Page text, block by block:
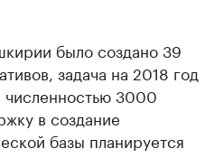
было создано 39
задача на 2018 год
3000
в создание
базы планируется